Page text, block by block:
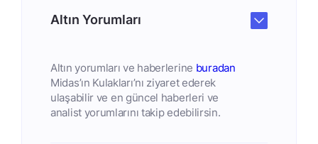
Altın Yorumları
Altın yorumları ve haberlerine buradan
Midas’ın Kulakları’nı ziyaret ederek
ulaşabilir ve en güncel haberleri ve
analist yorumlarını takip edebilirsin.